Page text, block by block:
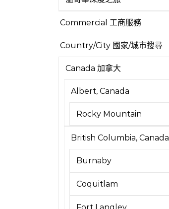
Commercial 工商服務
Country/City 國家/城市搜尋
Canada 加拿大
Albert, Canada
Rocky Mountain
British Columbia, Canada
Burnaby
Coquitlam
Fort Langley